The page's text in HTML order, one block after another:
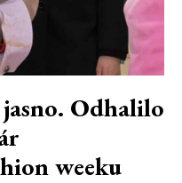
Odhalilo
weeku